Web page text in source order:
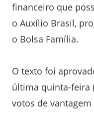
financeiro que
o Auxílio Brasil,
o Bolsa Família.
O texto foi
última quinta-feira
votos de